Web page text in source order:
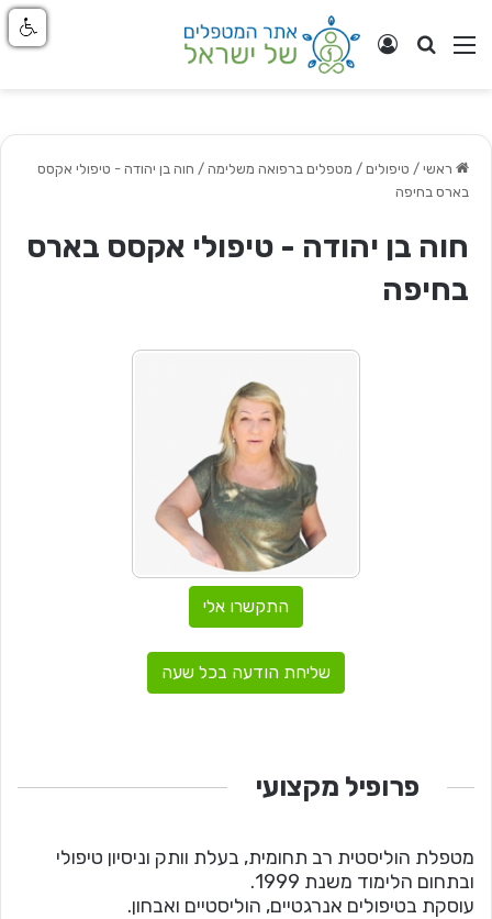
ניווט באתר
חפש התחבר
ראשי / טיפולים / מטפלים ברפואה משלימה / חוה בן יהודה - טיפולי אקסס
בארס בחיפה
חוה בן יהודה - טיפולי אקסס בארס
בחיפה
התקשרו אלי
שליחת הודעה בכל שעה
פרופיל מקצועי
מטפלת הוליסטית רב תחומית, בעלת וותק וניסיון טיפולי
ובתחום הלימוד משנת 1999.
עוסקת בטיפולים אנרגטיים, הוליסטיים ואבחון.